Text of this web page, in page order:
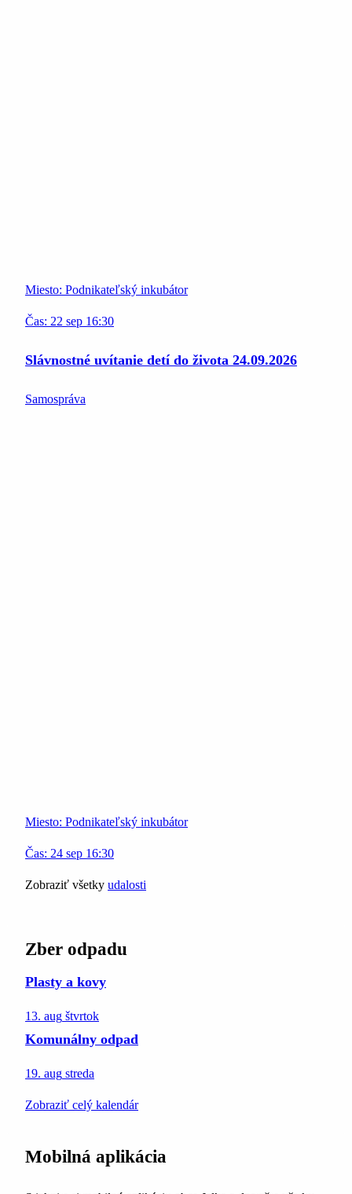
Miesto: Podnikateľský inkubátor
Čas: 22 sep 16:30
Slávnostné uvítanie detí do života 24.09.2026
Samospráva
Miesto: Podnikateľský inkubátor
Čas: 24 sep 16:30
Zobraziť všetky udalosti
Zber odpadu
Plasty a kovy
13. aug štvrtok
Komunálny odpad
19. aug streda
Zobraziť celý kalendár
Mobilná aplikácia